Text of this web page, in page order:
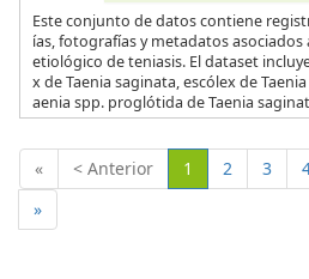
Este conjunto de datos contiene
ías, fotografías y metadatos asociados
etiológico de teniasis. El dataset
x de Taenia saginata, escólex de
aenia spp. proglótida de Taenia
« < Anterior 1 (Actual)
2 3
»